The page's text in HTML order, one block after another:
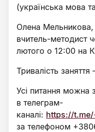
(українська мова
Олена Мельникова,
вчитель-методист
лютого о 12:00 на
Тривалість заняття
Усі питання можна
в телеграм-
каналі: https://
за телефоном